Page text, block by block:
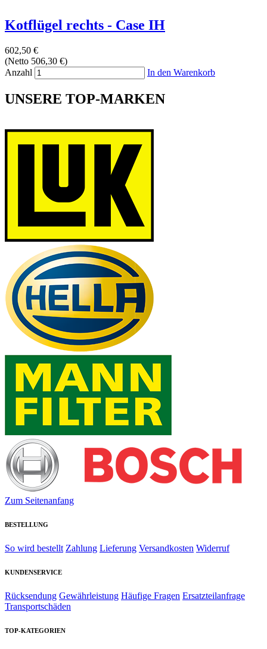
Kotflügel rechts - Case IH
602,50 €
(Netto 506,30 €)
Anzahl
In den Warenkorb
UNSERE TOP-MARKEN
Zum Seitenanfang
BESTELLUNG
So wird bestellt Zahlung Lieferung Versandkosten Widerruf
KUNDENSERVICE
Rücksendung Gewährleistung Häufige Fragen Ersatzteilanfrage
Transportschäden
TOP-KATEGORIEN